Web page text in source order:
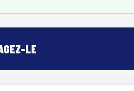
LE